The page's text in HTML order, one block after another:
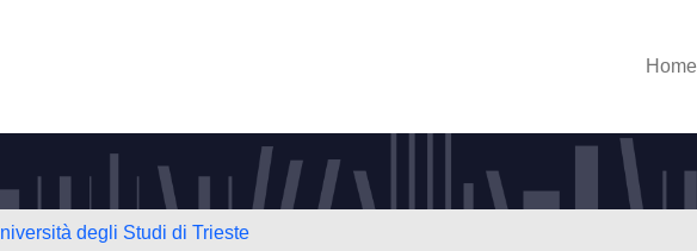
Home
degli Studi di Trieste